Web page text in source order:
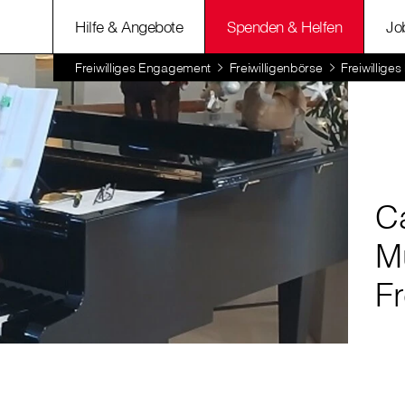
Hilfe & Angebote Spenden & Helfen
Freiwilliges Engagement Freiwilligenbörse